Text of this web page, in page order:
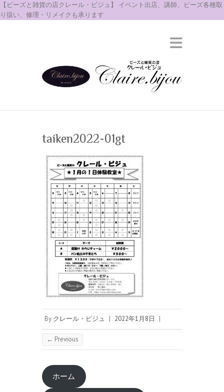
【ビーズと雑貨の店クレール・ビジュ】 イベント出店、講師、ビーズ各種取
り扱い、修理・リメイクも承ります
taiken2022-01gt
By クレール・ビジュ | 2022年1月8日 |
← Previous
ホーム